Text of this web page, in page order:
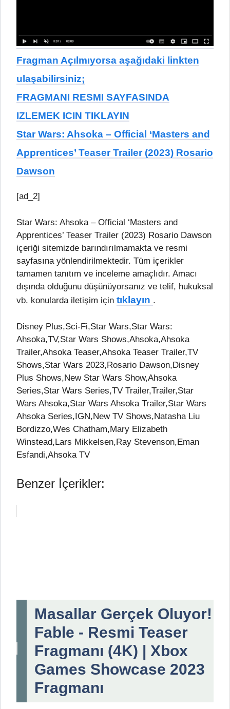
Fragman Açılmıyorsa aşağıdaki linkten
ulaşabilirsiniz;
FRAGMANI RESMI SAYFASINDA
IZLEMEK ICIN TIKLAYIN
Star Wars: Ahsoka – Official ‘Masters and
Apprentices’ Teaser Trailer (2023) Rosario
Dawson
[ad_2]
Star Wars: Ahsoka – Official ‘Masters and
Apprentices’ Teaser Trailer (2023) Rosario Dawson
içeriği sitemizde barındırılmamakta ve resmi
sayfasına yönlendirilmektedir. Tüm içerikler
tamamen tanıtım ve inceleme amaçlıdır. Amacı
dışında olduğunu düşünüyorsanız ve telif, hukuksal
vb. konularda iletişim için tıklayın .
Disney Plus,Sci-Fi,Star Wars,Star Wars:
Ahsoka,TV,Star Wars Shows,Ahsoka,Ahsoka
Trailer,Ahsoka Teaser,Ahsoka Teaser Trailer,TV
Shows,Star Wars 2023,Rosario Dawson,Disney
Plus Shows,New Star Wars Show,Ahsoka
Series,Star Wars Series,TV Trailer,Trailer,Star
Wars Ahsoka,Star Wars Ahsoka Trailer,Star Wars
Ahsoka Series,IGN,New TV Shows,Natasha Liu
Bordizzo,Wes Chatham,Mary Elizabeth
Winstead,Lars Mikkelsen,Ray Stevenson,Eman
Esfandi,Ahsoka TV
Benzer İçerikler:
Masallar Gerçek Oluyor!
Fable - Resmi Teaser
Fragmanı (4K) | Xbox
Games Showcase 2023
Fragmanı